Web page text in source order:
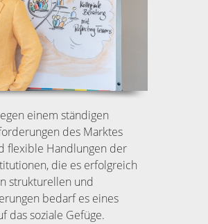
einem ständigen
des Marktes
flexible Handlungen der
die es erfolgreich
strukturellen und
bedarf es eines
das soziale Gefüge.